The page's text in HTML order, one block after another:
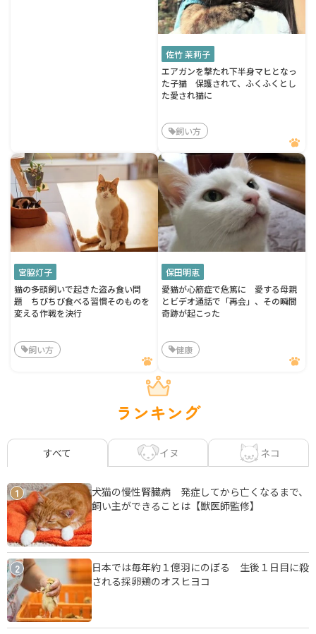
佐竹 茉莉子
エアガンを撃たれ下半身マヒとなっ
た子猫 保護されて、ふくふくとし
た愛され猫に
飼い方
宮脇灯子
猫の多頭飼いで起きた盗み食い問
題 ちびちび食べる習慣そのものを
変える作戦を決行
飼い方
保田明恵
愛猫が心筋症で危篤に 愛する母親
とビデオ通話で「再会」、その瞬間
奇跡が起こった
健康
ランキング
すべて イヌ ネコ
1
犬猫の慢性腎臓病 発症してから亡くなるまで、
飼い主ができることは【獣医師監修】
2
日本では毎年約１億羽にのぼる 生後１日目に殺
される採卵鶏のオスヒヨコ